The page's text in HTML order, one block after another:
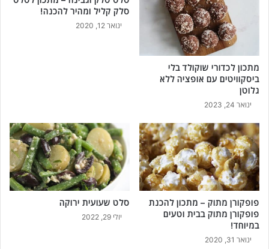
מתכון לכדורי שוקולד בלי
ביסקוויטים עם אופציה ללא
גלוטן
ינואר 24, 2023
סלק קליל ומהיר להכנה!
ינואר 12, 2020
פופקורן מתוק – מתכון להכנת
פופקורן מתוק בבית וטעים
במיוחד!
ינואר 31, 2020
סלט שעועית ירוקה
יולי 29, 2022